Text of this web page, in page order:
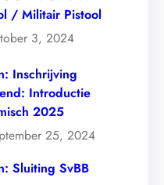
/ Militair Pistool
3, 2024
Inschrijving
Introductie
2025
25, 2024
Sluiting SvBB